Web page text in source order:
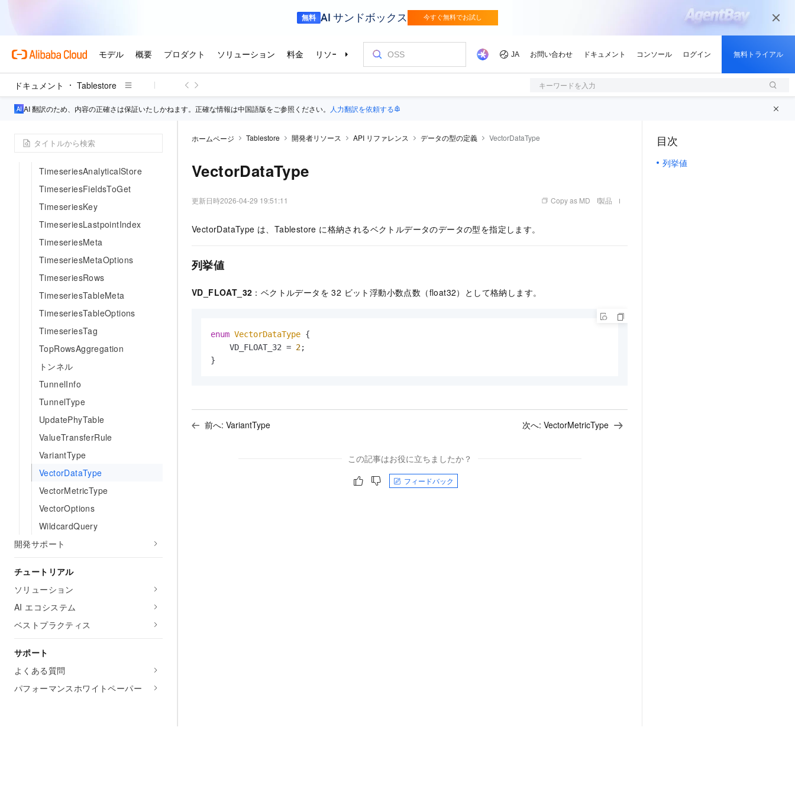
ドキュメント Tablestore キーワードを入力
AI 翻訳のため、内容の正確さは保証いたしかねます。正確な情報は中国語版をご参照ください。 人力翻訳を依頼する
TableInBatchWriteRowRequest
TableInBatchWriteRowRespon
TableMeta
TableOptions
TimeseriesAnalyticalStore
TimeseriesFieldsToGet
TimeseriesKey
TimeseriesLastpointIndex
TimeseriesMeta
TimeseriesMetaOptions
TimeseriesRows
TimeseriesTableMeta
TimeseriesTableOptions
TimeseriesTag
TopRowsAggregation
トンネル
TunnelInfo
TunnelType
UpdatePhyTable
ValueTransferRule
VariantType
VectorDataType
VectorMetricType
VectorOptions
WildcardQuery
開発サポート
チュートリアル
ソリューション
AI エコシステム
ベストプラクティス
サポート
よくある質問
パフォーマンスホワイトペーパー
ホームページ Tablestore 開発者リソース API リファレンス データの型の定義 VectorDataType
VectorDataType
更新日時2026-04-29 19:51:11 Copy as MD 製品
VectorDataType は、Tablestore に格納されるベクトルデータのデータの型を指定します。
列挙値
VD_FLOAT_32 ：ベクトルデータを 32 ビット浮動小数点数（float32）として格納します。
enum VectorDataType {
    VD_FLOAT_32 =
2;
}
前へ: VariantType 次へ: VectorMetricType
この記事はお役に立ちましたか？
フィードバック
目次
列挙値